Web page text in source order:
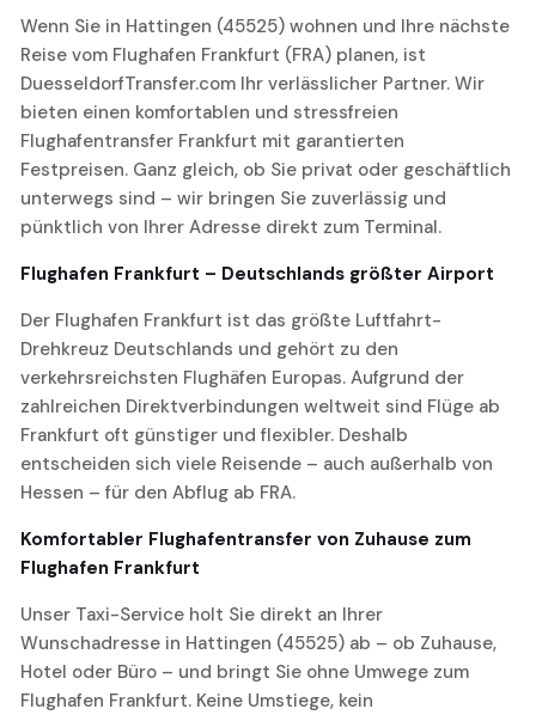
Wenn Sie in Hattingen (45525) wohnen und Ihre nächste
Reise vom Flughafen Frankfurt (FRA) planen, ist
DuesseldorfTransfer.com Ihr verlässlicher Partner. Wir
bieten einen komfortablen und stressfreien
Flughafentransfer Frankfurt mit garantierten
Festpreisen. Ganz gleich, ob Sie privat oder geschäftlich
unterwegs sind – wir bringen Sie zuverlässig und
pünktlich von Ihrer Adresse direkt zum Terminal.
Flughafen Frankfurt – Deutschlands größter Airport
Der Flughafen Frankfurt ist das größte Luftfahrt-
Drehkreuz Deutschlands und gehört zu den
verkehrsreichsten Flughäfen Europas. Aufgrund der
zahlreichen Direktverbindungen weltweit sind Flüge ab
Frankfurt oft günstiger und flexibler. Deshalb
entscheiden sich viele Reisende – auch außerhalb von
Hessen – für den Abflug ab FRA.
Komfortabler Flughafentransfer von Zuhause zum
Flughafen Frankfurt
Unser Taxi-Service holt Sie direkt an Ihrer
Wunschadresse in Hattingen (45525) ab – ob Zuhause,
Hotel oder Büro – und bringt Sie ohne Umwege zum
Flughafen Frankfurt. Keine Umstiege, kein